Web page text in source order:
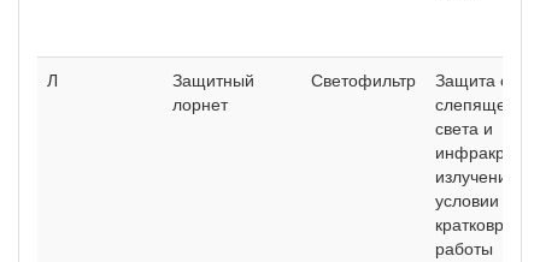
Л
Защитный
лорнет
Светофильтр
Защита
слепящей
света и
излучения
условии
работы